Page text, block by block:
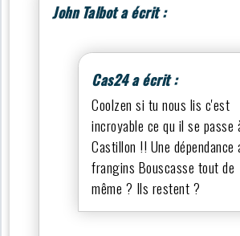
John Talbot a écrit :
Cas24 a écrit :
Coolzen si tu nous lis c'est
incroyable ce qu il se passe
Castillon !! Une dépendance
frangins Bouscasse tout de
même ? Ils restent ?